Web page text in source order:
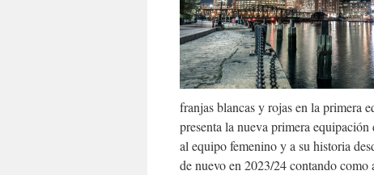
franjas blancas y rojas en la primera
presenta la nueva primera
al equipo femenino y a su historia
de nuevo en 2023/24 contando